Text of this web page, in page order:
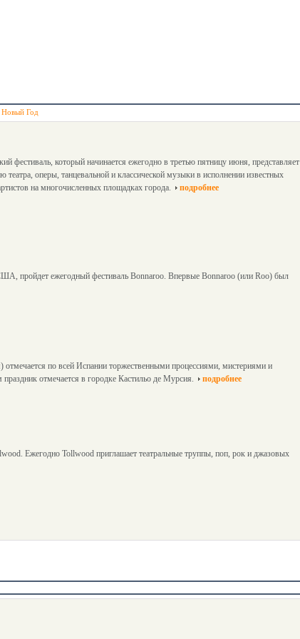
Новый Год
фестиваль, который начинается ежегодно в третью пятницу июня, представляет
оперы, танцевальной и классической музыки в исполнении известных
на многочисленных площадках города.
подробнее
пройдет ежегодный фестиваль Bonnaroo. Впервые Bonnaroo (или Roo) был
по всей Испании торжественными процессиями, мистериями и
отмечается в городке Кастильо де Мурсия.
подробнее
Ежегодно Tollwood приглашает театральные труппы, поп, рок и джазовых